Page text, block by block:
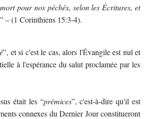
pour nos péchés, selon les Écritures, et
– (1 Corinthiens 15:3-4).
”, et si c'est le cas, alors l'Évangile est nul et
à l'espérance du salut proclamée par les
était les “prémices”, c'est-à-dire qu'il est
connexes du Dernier Jour constitueront